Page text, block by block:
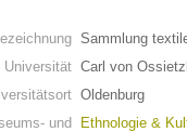
Sammlung
Universität Carl von
Oldenburg
und
Ethnologie &